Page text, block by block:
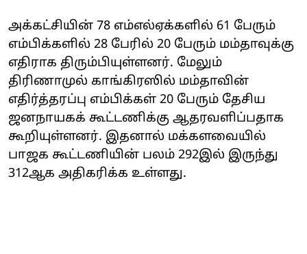
அக்கட்சியின் 78 எம்எல்ஏக்களில் 61 பேரும்
எம்பிக்களில் 28 பேரில் 20 பேரும் மம்தாவுக்கு
எதிராக திரும்பியுள்ளனர். மேலும்
திரிணாமுல் காங்கிரஸில் மம்தாவின்
எதிர்த்தரப்பு எம்பிக்கள் 20 பேரும் தேசிய
ஜனநாயகக் கூட்டணிக்கு ஆதரவளிப்பதாக
கூறியுள்ளனர். இதனால் மக்களவையில்
பாஜக கூட்டணியின் பலம் 292இல் இருந்து
312ஆக அதிகரிக்க உள்ளது.